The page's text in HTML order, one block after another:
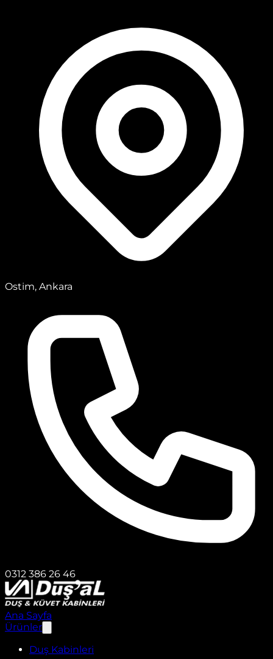
Ostim, Ankara
0312 386 26 46
Ana Sayfa
Ürünler
Duş Kabinleri